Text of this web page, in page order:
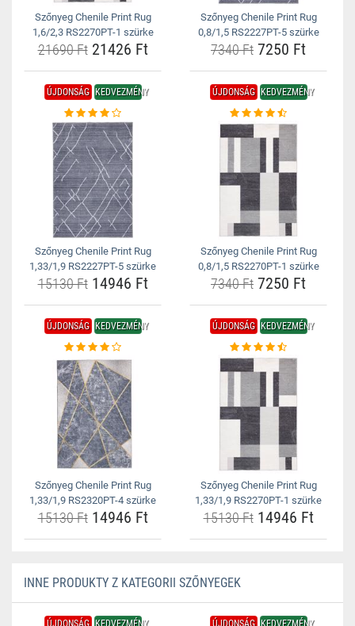
Szőnyeg Chenile Print Rug
1,6/2,3 RS2270PT-1 szürke
21690 Ft21426 Ft
Szőnyeg Chenile Print Rug
0,8/1,5 RS2227PT-5 szürke
7340 Ft 7250 Ft
ÚJDONSÁG KEDVEZMÉNY
Szőnyeg Chenile Print Rug
1,33/1,9 RS2227PT-5 szürke
15130 Ft14946 Ft
ÚJDONSÁG KEDVEZMÉNY
Szőnyeg Chenile Print Rug
0,8/1,5 RS2270PT-1 szürke
7340 Ft 7250 Ft
ÚJDONSÁG KEDVEZMÉNY
Szőnyeg Chenile Print Rug
1,33/1,9 RS2320PT-4 szürke
15130 Ft14946 Ft
ÚJDONSÁG KEDVEZMÉNY
Szőnyeg Chenile Print Rug
1,33/1,9 RS2270PT-1 szürke
15130 Ft14946 Ft
INNE PRODUKTY Z KATEGORII SZŐNYEGEK
ÚJDONSÁG KEDVEZMÉNY ÚJDONSÁG KEDVEZMÉNY